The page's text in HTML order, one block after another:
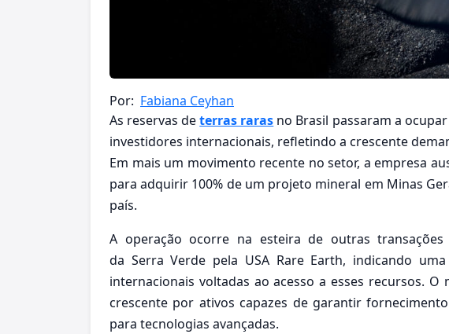
Por: Fabiana Ceyhan
As reservas deterras raras no Brasil passaram a
investidores internacionais, refletindo a crescente
Em mais um movimento recente no setor, a empresa
para adquirir 100% de um projeto mineral em Minas
país.
A operação ocorre na esteira de outras transações
da Serra Verde pela USA Rare Earth, indicando
internacionais voltadas ao acesso a esses recursos.
crescente por ativos capazes de garantir
para tecnologias avançadas.